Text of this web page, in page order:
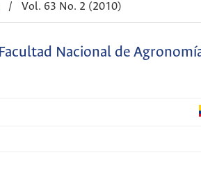
/ Vol. 63 No. 2 (2010)
Nacional de